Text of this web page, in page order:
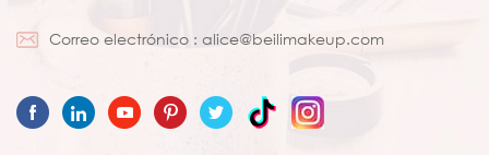
Correo electrónico : alice@beilimakeup.com